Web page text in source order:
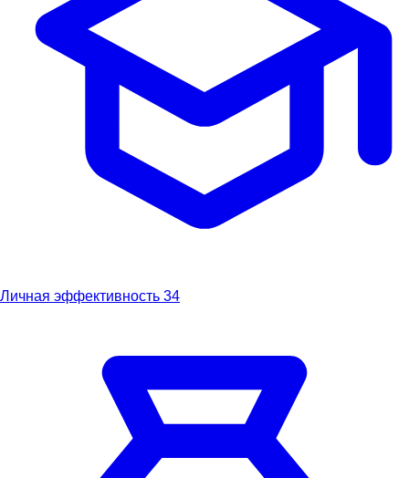
Личная эффективность 34